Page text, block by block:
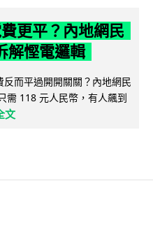
更平？內地網民
解慳電邏輯
而平過開開關關？內地網民
需 118 元人民幣，有人飆到
文